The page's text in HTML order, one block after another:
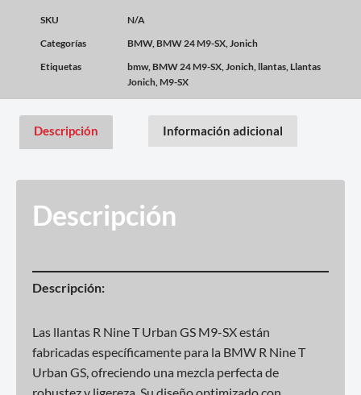
SKU
N/A
Categorías
BMW, BMW 24 M9-SX Jonich
Etiquetas
bmw, BMW 24 M9-SX Jonich llantas Llantas
Jonich M9-SX
Descripción Información adicional
Descripción
Descripción:
Las llantas R Nine T Urban GS M9-SX están
fabricadas específicamente para la BMW R Nine T
Urban GS, ofreciendo una mezcla perfecta de